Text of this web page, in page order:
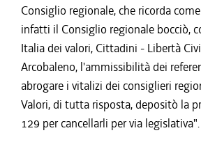
Consiglio regionale, che ricorda
infatti il Consiglio regionale bocciò,
Italia dei valori, Cittadini - Libertà
Arcobaleno, l'ammissibilità dei
abrogare i vitalizi dei consiglieri
Valori, di tutta risposta, depositò la
129 per cancellarli per via legislativa".